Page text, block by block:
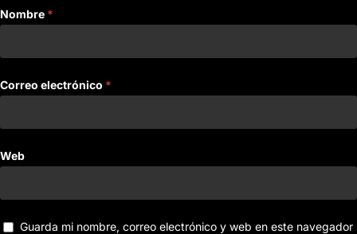
Nombre *
Correo electrónico *
Web
Guarda mi nombre, correo electrónico y web en este navegador